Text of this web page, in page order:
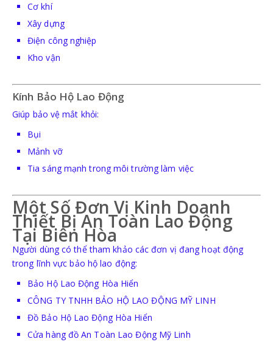
Cơ khí
Xây dựng
Điện công nghiệp
Kho vận
Kính Bảo Hộ Lao Động
Giúp bảo vệ mắt khỏi:
Bụi
Mảnh vỡ
Tia sáng mạnh trong môi trường làm việc
Một Số Đơn Vị Kinh Doanh
Thiết Bị An Toàn Lao Động
Tại Biên Hòa
Người dùng có thể tham khảo các đơn vị đang hoạt động
trong lĩnh vực bảo hộ lao động:
Bảo Hộ Lao Động Hòa Hiển
CÔNG TY TNHH BẢO HỘ LAO ĐỘNG MỸ LINH
Đồ Bảo Hộ Lao Động Hòa Hiển
Cửa hàng đồ An Toàn Lao Động Mỹ Linh